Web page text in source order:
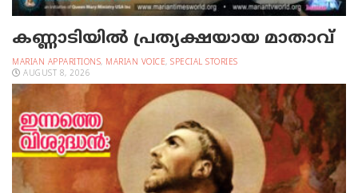
കണ്ണാടിയില്‍ പ്രത്യക്ഷയായ മാതാവ്
MARIAN APPARITIONS, MARIAN VOICE, SPECIAL STORIES
AUGUST 8, 2026